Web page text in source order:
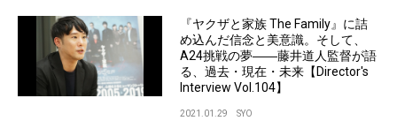
『ヤクザと家族 The Family』に詰
め込んだ信念と美意識。そして、
A24挑戦の夢――藤井道人監督が語
る、過去・現在・未来【Director's
Interview Vol.104】
2021.01.29 SYO